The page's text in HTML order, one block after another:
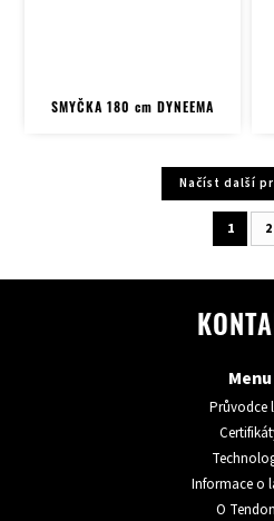
SMYČKA 180 cm DYNEEMA
Načíst další
1 2
Menu
Průvodce
Informace o
O